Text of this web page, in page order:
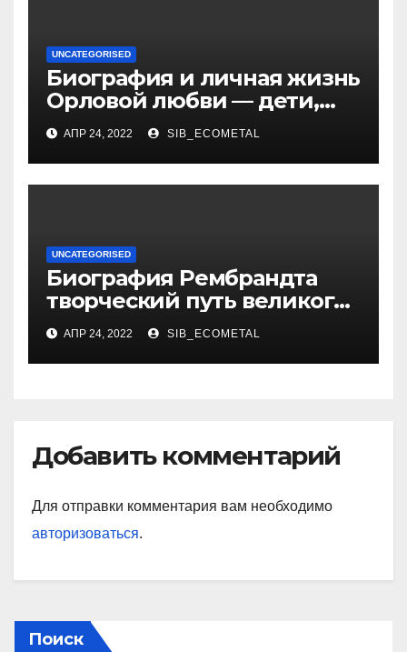
UNCATEGORISED
Биография и личная жизнь
Орловой любви — дети,
достижения, семейные
радости
АПР 24, 2022 SIB_ECOMETAL
UNCATEGORISED
Биография Рембрандта
творческий путь великого
художника
АПР 24, 2022 SIB_ECOMETAL
Добавить комментарий
Для отправки комментария вам необходимо
авторизоваться.
Поиск